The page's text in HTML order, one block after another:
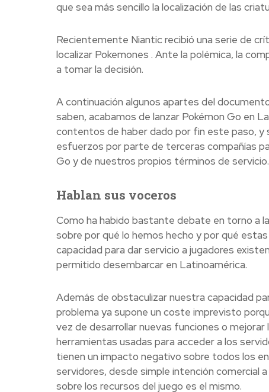
que sea más sencillo la localización de las
Recientemente Niantic recibió una serie de
localizar Pokemones . Ante la polémica, la
a tomar la decisión.
A continuación algunos apartes del
saben, acabamos de lanzar Pokémon Go en
contentos de haber dado por fin este paso, y
esfuerzos por parte de terceras compañías
Go y de nuestros propios términos de
Hablan sus voceros
Como ha habido bastante debate en torno a
sobre por qué lo hemos hecho y por qué
capacidad para dar servicio a jugadores
permitido desembarcar en Latinoamérica.
Además de obstaculizar nuestra capacidad
problema ya supone un coste imprevisto
vez de desarrollar nuevas funciones o
herramientas usadas para acceder a los
tienen un impacto negativo sobre todos los
servidores, desde simple intención comercial
sobre los recursos del juego es el mismo.